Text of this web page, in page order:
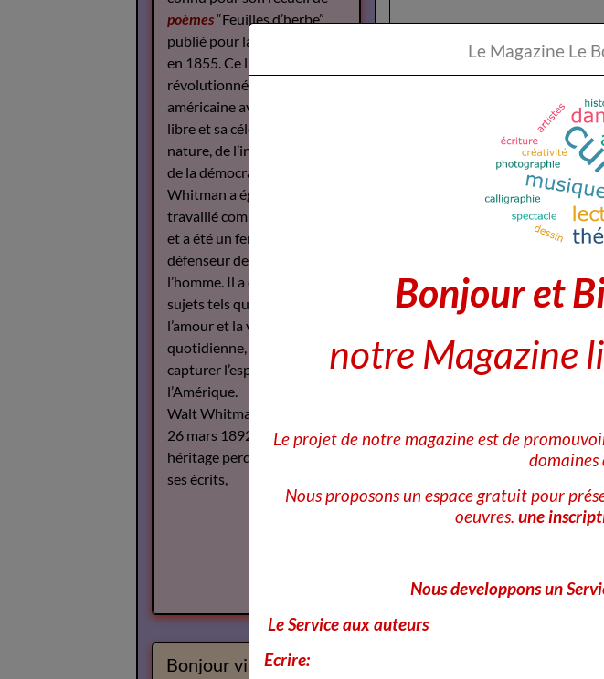
Ecoles et Formations du
Conte et de l'art de la
Cette rubrique recense les
PartagerFacebook
X Email
★ ★
Aucune note. Soyez le premier
Ajouter un commentaire
E-mail
poèmes“Feuilles d’herbe”,
publié pour la première fois
en 1855. Ce livre a
révolutionné la poésie
américaine avec son style
libre et sa célébration de la
nature, de l’individualité et
de la démocratie.
Whitman a également
travaillé comme journaliste
et a été un fervent
défenseur des droits de
l’homme. Il a écrit sur des
sujets tels que la guerre,
l’amour et la vie
quotidienne, cherchant à
capturer l’esprit de
l’Amérique.
Walt Whitman est décédé le
26 mars 1892, mais son
héritage perdure à travers
ses écrits,
Bonjour visiteurs
Bonjour et
notre Magazine
Le projet de notre magazine est de
domaines
Nous proposons un espace gratuit pour
oeuvres. une
Nous developpons un
Le Service aux auteurs
Ecrire: